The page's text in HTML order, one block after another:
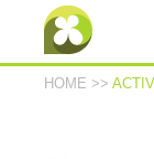
HOME >>